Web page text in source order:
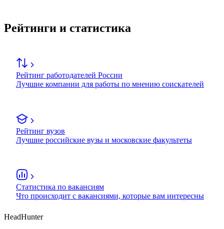
Рейтинги и статистика
Рейтинг работодателей России
Лучшие компании для работы по мнению соискателей
Рейтинг вузов
Лучшие российские вузы и московские факультеты
Статистика по вакансиям
Что происходит с вакансиями, которые вам интересны
HeadHunter